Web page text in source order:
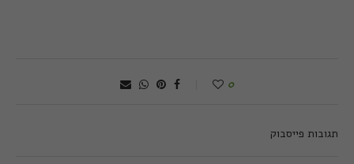
0
תגובות פייסבוק